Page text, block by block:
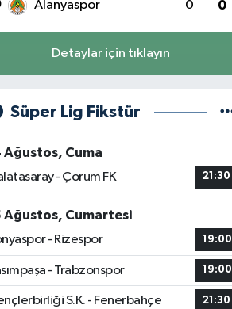
Alanyaspor 0 0
Detaylar için tıklayın
Süper Lig Fikstür
Ağustos, Cuma
- Çorum FK
21:30
Ağustos, Cumartesi
- Rizespor
19:00
- Trabzonspor 19:00
S.K. - Fenerbahçe 21:30